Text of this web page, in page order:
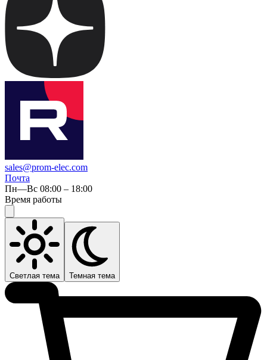
sales@prom-elec.com
Почта
Пн—Вс 08:00 – 18:00
Время работы
Светлая тема Темная тема